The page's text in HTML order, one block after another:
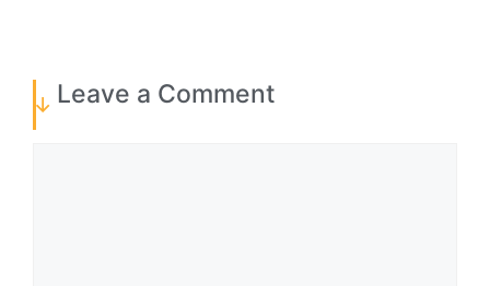
Leave a Comment